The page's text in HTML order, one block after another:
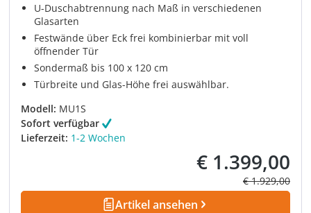
U-Duschabtrennung nach Maß in verschiedenen
Glasarten
Festwände über Eck frei kombinierbar mit voll
öffnender Tür
Sondermaß bis 100 x 120 cm
Türbreite und Glas-Höhe frei auswählbar.
Modell: MU1S
Sofort verfügbar
Lieferzeit: 1-2 Wochen
Verkaufspreis:
€ 1.399,00
Regulärer
€ 1.929,00
Artikel ansehen